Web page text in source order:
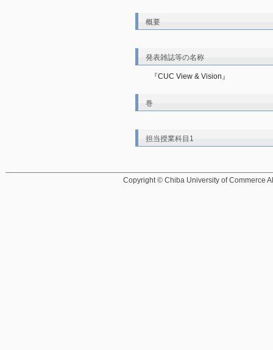
概要
発表雑誌等の名称
『CUC View & Vision』
巻
担当授業科目1